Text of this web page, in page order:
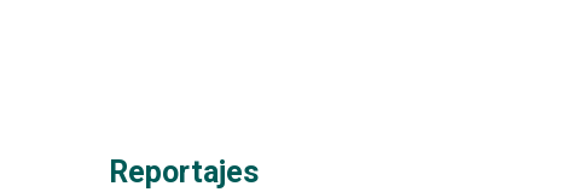
Reportajes